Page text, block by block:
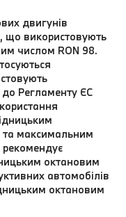
двигунів
що використовують
числом RON 98.
до Регламенту ЄС
та максимальним
рекомендує
октановим
автомобілів
октановим